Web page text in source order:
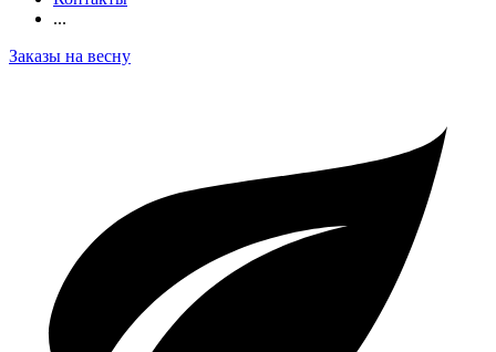
...
Заказы на весну